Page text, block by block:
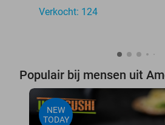
Verkocht: 124
Populair bij mensen uit
NEW
TODAY